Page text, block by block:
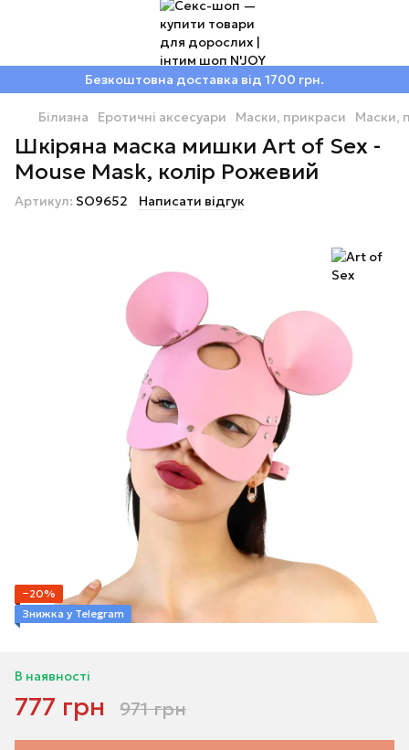
Безкоштовна доставка від 1700 грн.
Білизна Еротичні аксесуари Маски, прикраси Маски,
Шкіряна маска мишки Art of Sex -
Mouse Mask, колір Рожевий
Артикул: SO9652 Написати відгук
−20%
Знижка у Telegram
В наявності
777 грн 971 грн